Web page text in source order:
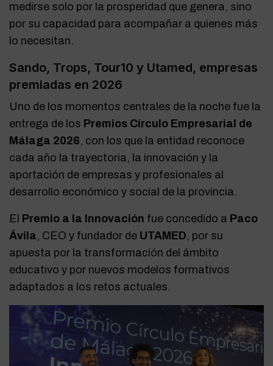
medirse solo por la prosperidad que genera, sino
por su capacidad para acompañar a quienes más
lo necesitan.
Sando, Trops, Tour10 y Utamed, empresas
premiadas en 2026
Uno de los momentos centrales de la noche fue la
entrega de los Premios Círculo Empresarial de
Málaga 2026, con los que la entidad reconoce
cada año la trayectoria, la innovación y la
aportación de empresas y profesionales al
desarrollo económico y social de la provincia.
El Premio a la Innovación fue concedido a Paco
Ávila, CEO y fundador de UTAMED, por su
apuesta por la transformación del ámbito
educativo y por nuevos modelos formativos
adaptados a los retos actuales.